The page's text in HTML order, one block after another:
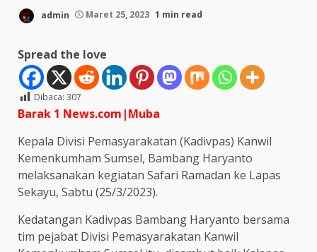
admin Maret 25, 2023 1 min read
Spread the love
Dibaca: 307
Barak 1 News.com|Muba
Kepala Divisi Pemasyarakatan (Kadivpas) Kanwil
Kemenkumham Sumsel, Bambang Haryanto
melaksanakan kegiatan Safari Ramadan ke Lapas
Sekayu, Sabtu (25/3/2023).
Kedatangan Kadivpas Bambang Haryanto bersama
tim pejabat Divisi Pemasyarakatan Kanwil